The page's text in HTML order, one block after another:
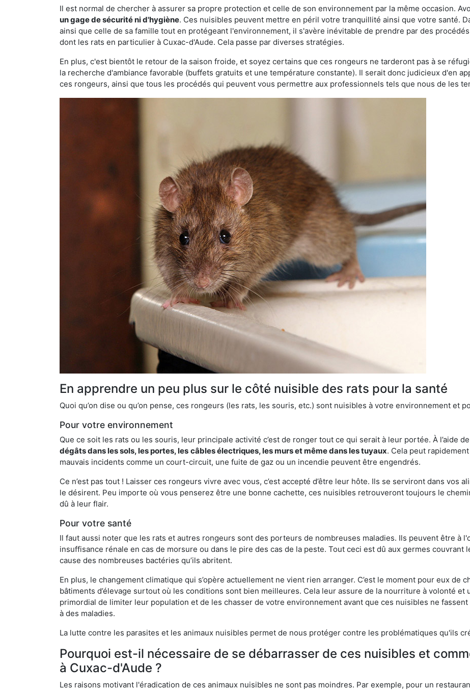
Il est normal de chercher à assurer sa propre protection et celle de son environnement par la même occasion.
un gage de sécurité ni d'hygiène. Ces nuisibles peuvent mettre en péril votre tranquillité ainsi que votre santé.
ainsi que celle de sa famille tout en protégeant l'environnement, il s'avère inévitable de prendre par des
dont les rats en particulier à Cuxac-d'Aude. Cela passe par diverses stratégies.
En plus, c'est bientôt le retour de la saison froide, et soyez certains que ces rongeurs ne tarderont pas à se
la recherche d'ambiance favorable (buffets gratuits et une température constante). Il serait donc judicieux d'en
ces rongeurs, ainsi que tous les procédés qui peuvent vous permettre aux professionnels tels que nous de les
En apprendre un peu plus sur le côté nuisible des rats pour la santé
Quoi qu’on dise ou qu’on pense, ces rongeurs (les rats, les souris, etc.) sont nuisibles à votre environnement et
Pour votre environnement
Que ce soit les rats ou les souris, leur principale activité c’est de ronger tout ce qui serait à leur portée. À l’aide
dégâts dans les sols, les portes, les câbles électriques, les murs et même dans les tuyaux. Cela peut
mauvais incidents comme un court-circuit, une fuite de gaz ou un incendie peuvent être engendrés.
Ce n’est pas tout ! Laisser ces rongeurs vivre avec vous, c’est accepté d’être leur hôte. Ils se serviront dans vos
le désirent. Peu importe où vous penserez être une bonne cachette, ces nuisibles retrouveront toujours le
dû à leur flair.
Pour votre santé
Il faut aussi noter que les rats et autres rongeurs sont des porteurs de nombreuses maladies. Ils peuvent être à
insuffisance rénale en cas de morsure ou dans le pire des cas de la peste. Tout ceci est dû aux germes
cause des nombreuses bactéries qu’ils abritent.
En plus, le changement climatique qui s’opère actuellement ne vient rien arranger. C’est le moment pour eux de
bâtiments d’élevage surtout où les conditions sont bien meilleures. Cela leur assure de la nourriture à volonté
primordial de limiter leur population et de les chasser de votre environnement avant que ces nuisibles ne
à des maladies.
La lutte contre les parasites et les animaux nuisibles permet de nous protéger contre les problématiques qu'ils
Pourquoi est-il nécessaire de se débarrasser de ces nuisibles et
à Cuxac-d'Aude ?
Les raisons motivant l'éradication de ces animaux nuisibles ne sont pas moindres. Par exemple, pour un